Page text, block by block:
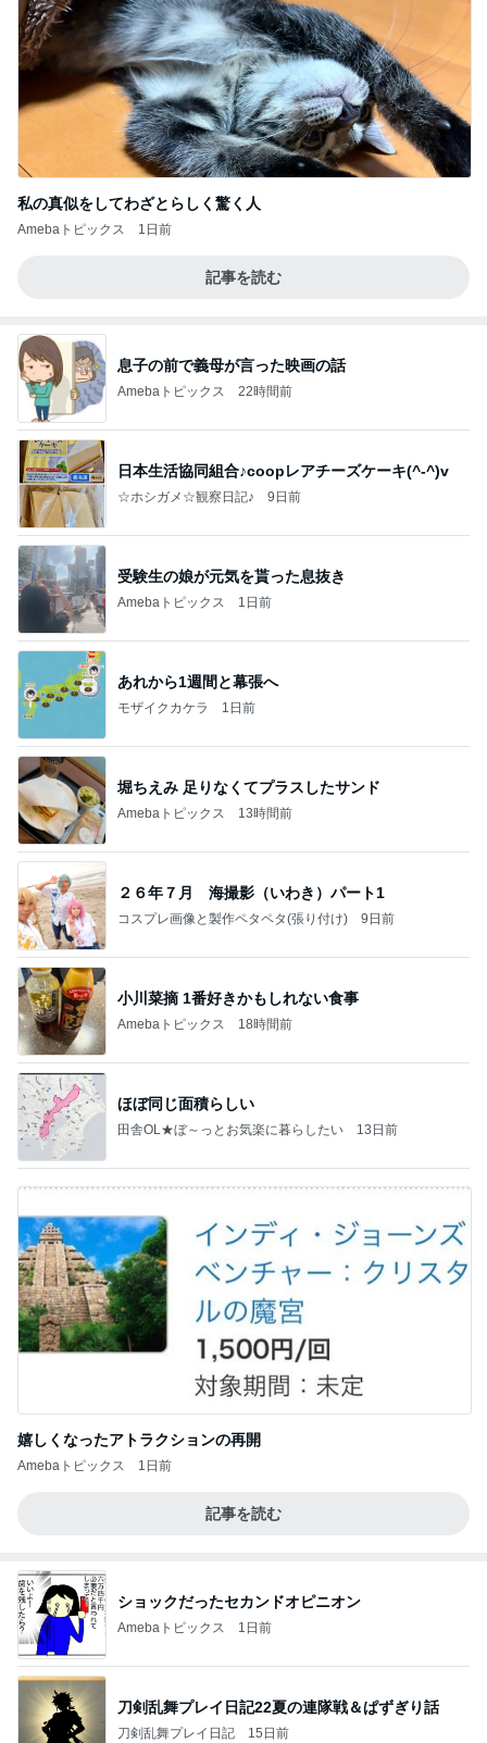
私の真似をしてわざとらしく驚く人
Amebaトピックス 1日前
記事を読む
息子の前で義母が言った映画の話
Amebaトピックス 22時間前
日本生活協同組合♪coopレアチーズケーキ(^-^)v
☆ホシガメ☆観察日記♪ 9日前
受験生の娘が元気を貰った息抜き
Amebaトピックス 1日前
あれから1週間と幕張へ
モザイクカケラ 1日前
堀ちえみ 足りなくてプラスしたサンド
Amebaトピックス 13時間前
２６年７月 海撮影（いわき）パート1
コスプレ画像と製作ペタペタ(張り付け) 9日前
小川菜摘 1番好きかもしれない食事
Amebaトピックス 18時間前
ほぼ同じ面積らしい
田舎OL★ぼ～っとお気楽に暮らしたい 13日前
嬉しくなったアトラクションの再開
Amebaトピックス 1日前
記事を読む
ショックだったセカンドオピニオン
Amebaトピックス 1日前
刀剣乱舞プレイ日記22夏の連隊戦＆ぱずぎり話
刀剣乱舞プレイ日記 15日前